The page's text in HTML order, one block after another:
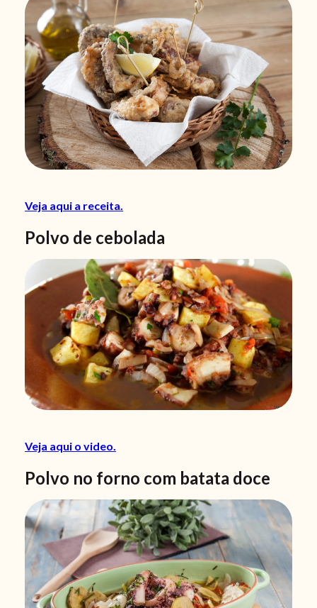
Veja aqui a receita.
Polvo de cebolada
Veja aqui o video.
Polvo no forno com batata doce